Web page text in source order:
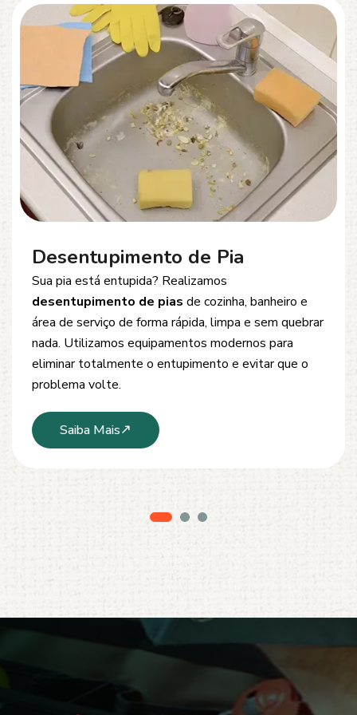
Desentupimento de Esgoto
Problemas comentupimento de esgoto
Oferecemos soluções rápidas e eficientes para
desobstrução de redes de esgoto, caixas de
inspeção e tubulações. Utilizamos equipamentos
modernos e técnicas seguras que garantem um
serviço limpo, ágil e sem danos à estrutura.
Saiba Mais